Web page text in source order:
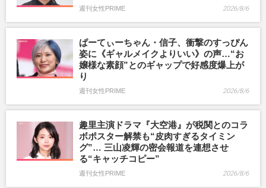
週刊女性PRIME 2026/8/6
ぱーてぃーちゃん・信子、衝撃のすっぴん
姿に《ギャルメイクよりいい》の声…“お
嬢様な素顔”とのギャップで好感度爆上が
り
週刊女性PRIME 2026/8/6
趣里主演ドラマ『大空港』が税関とのコラ
ボポスター解禁も“皮肉すぎるタイミン
グ”… 三山凌輝の密会報道を連想させ
る“キャッチコピー”
週刊女性PRIME 2026/8/6